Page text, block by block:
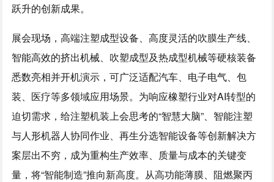
跃升的创新成果。
展会现场，高端注塑成型设备、高度灵活的吹膜生产线、
智能高效的挤出机械、吹塑成型及热成型机械等硬核装备
悉数亮相并开机演示，可广泛适配汽车、电子电气、包
装、医疗等多领域应用场景。为响应橡塑行业对AI转型的
迫切需求，给注塑机装上会思考的“智慧大脑”、智能注塑
与人形机器人协同作业、再生分选智能设备等创新解决方
案层出不穷，成为重构生产效率、质量与成本的关键变
量，将“智能制造”推向新高度。从高功能薄膜、阻燃聚丙